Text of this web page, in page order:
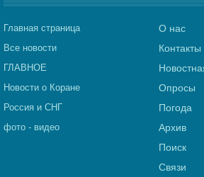
Главная страница
Все новости
ГЛАВНОЕ
Новости о Коране
Россия и СНГ
фото - видео
О нас
Контакты
Опросы
Погода
Архив
Поиск
Связи